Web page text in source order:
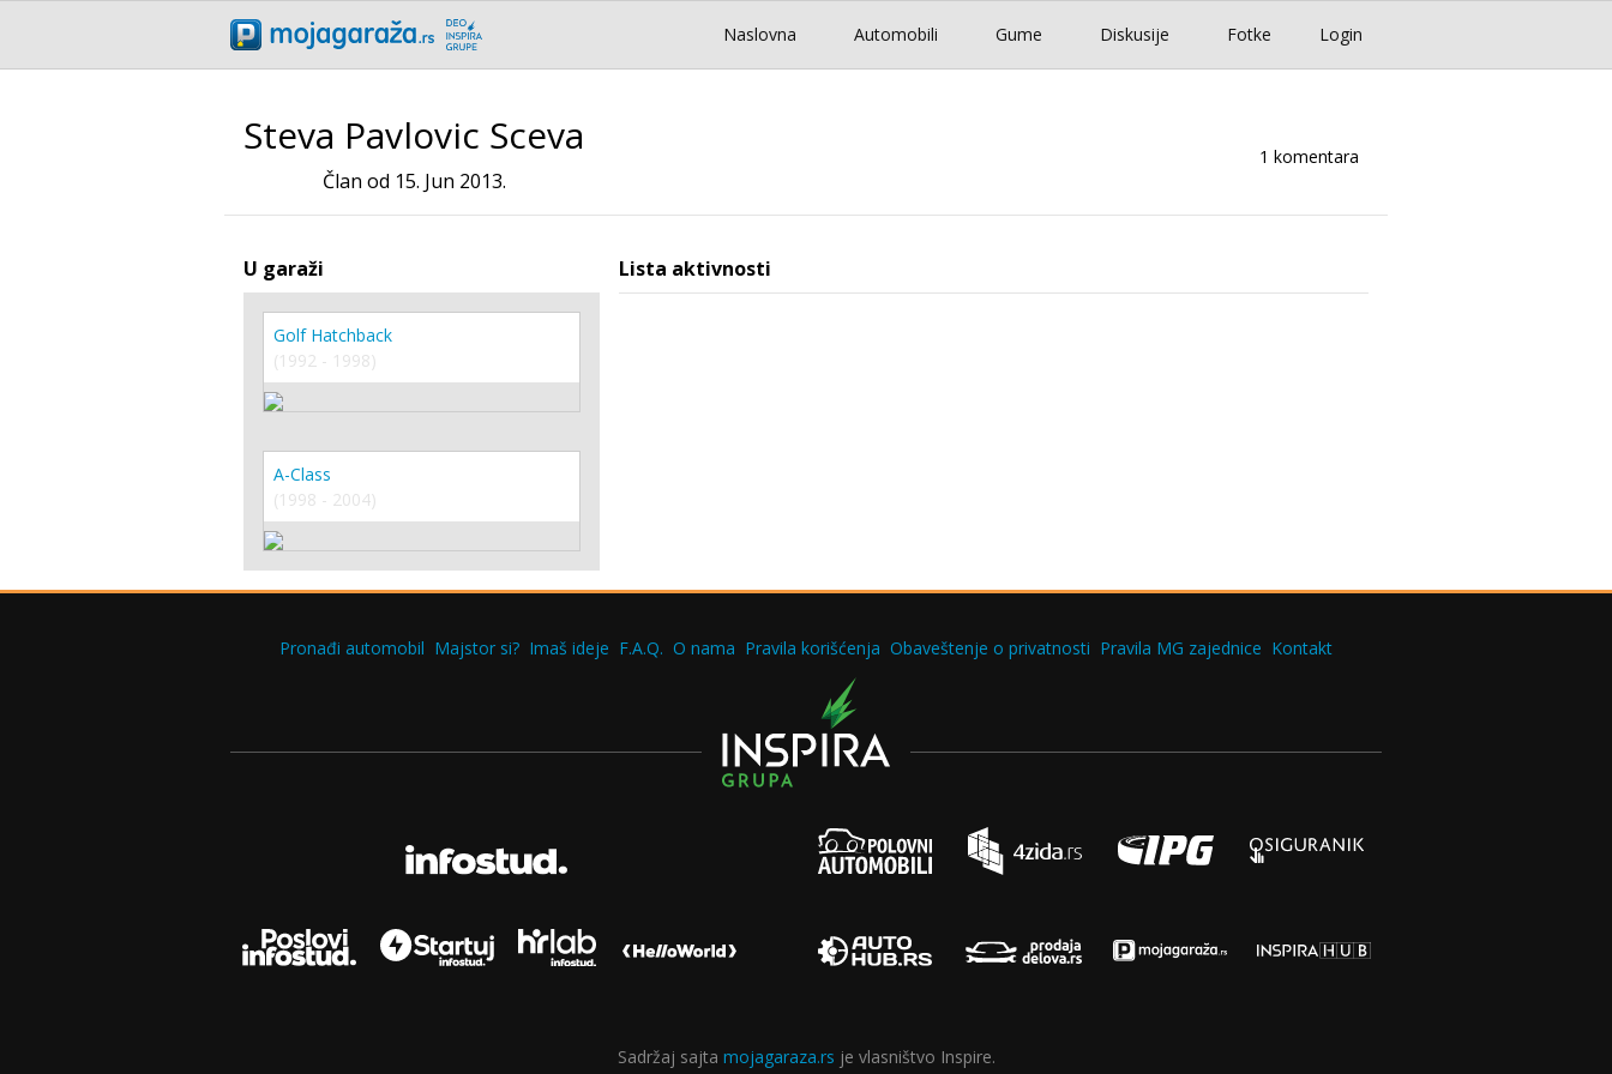
Login
Naslovna Automobili Gume Diskusije Fotke
Steva Pavlovic Sceva
Član od 15. Jun 2013.
1 komentara
U garaži
Golf Hatchback
(1992 - 1998)
A-Class
(1998 - 2004)
Lista aktivnosti
Pronađi automobil Majstor si? Imaš ideje F.A.Q. O nama Pravila korišćenja Obaveštenje o privatnosti Pravila MG zajednice Kontakt
Sadržaj sajta mojagaraza.rs je vlasništvo Inspire.